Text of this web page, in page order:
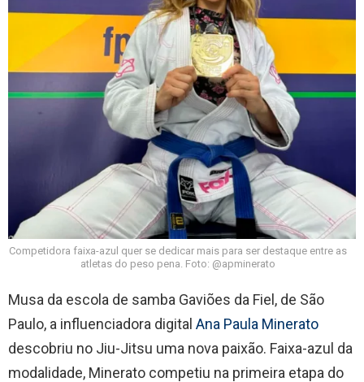
Competidora faixa-azul quer se dedicar mais para ser destaque entre as
atletas do peso pena. Foto: @apminerato
Musa da escola de samba Gaviões da Fiel, de São
Paulo, a influenciadora digital Ana Paula Minerato
descobriu no Jiu-Jitsu uma nova paixão. Faixa-azul da
modalidade, Minerato competiu na primeira etapa do